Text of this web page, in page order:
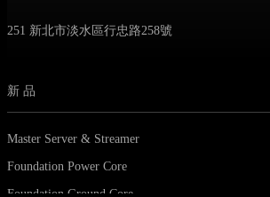
251 新北市淡水區行忠路258號
新品
Master Server & Streamer
Foundation Power Core
Foundation Ground Core